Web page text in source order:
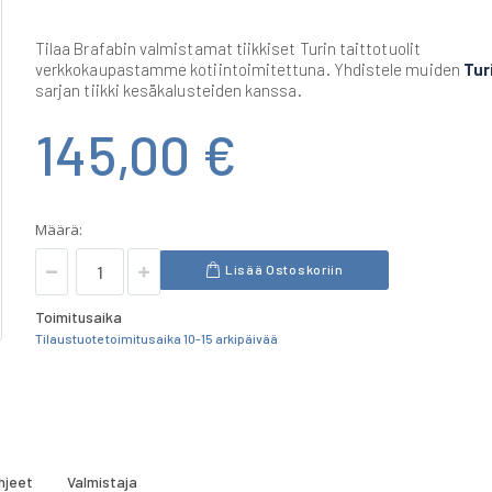
Tilaa Brafabin valmistamat tiikkiset Turin taittotuolit
verkkokaupastamme kotiintoimitettuna. Yhdistele muiden
sarjan tiikki kesäkalusteiden kanssa.
145,00 €
Määrä:
Lisää Ostoskoriin
Toimitusaika
Tilaustuote toimitusaika 10-15 arkipäivää
Valmistaja